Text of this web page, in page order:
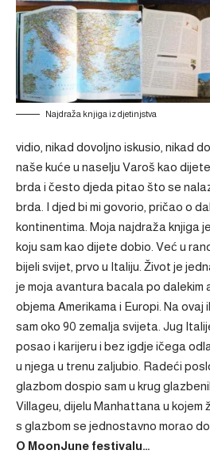
Najdraža knjiga iz djetinjstva
vidio, nikad dovoljno iskusio, nikad
naše kuće u naselju Varoš kao
brda i često djeda pitao što se
brda. I djed bi mi govorio, pričao o
kontinentima. Moja najdraža knjiga
koju sam kao dijete dobio. Već u
bijeli svijet, prvo u Italiju. Život je
je moja avantura bacala po dalekim
objema Amerikama i Europi. Na
sam oko 90 zemalja svijeta. Jug
posao i karijeru i bez igdje ičega
u njega u trenu zaljubio. Radeći
glazbom dospio sam u krug
Villageu, dijelu Manhattana u kojem
s glazbom se jednostavno morao
O MoonJune festivalu…